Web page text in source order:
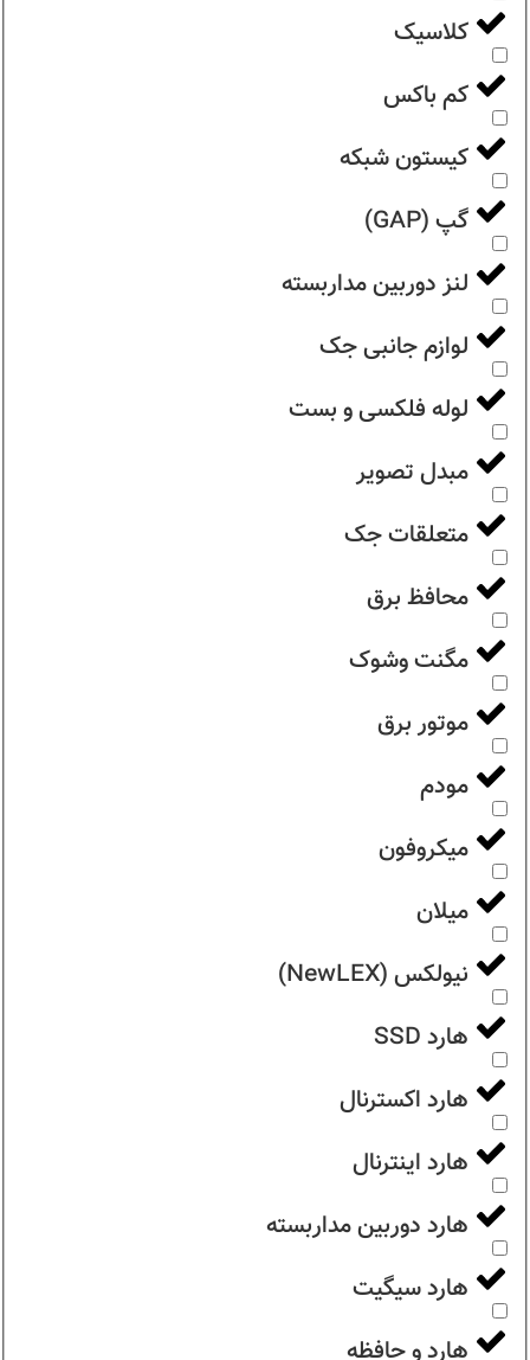
کلاسیک
کم باکس
کیستون شبکه
گپ (GAP)
لنز دوربین مداربسته
لوازم جانبی جک
لوله فلکسی و بست
مبدل تصویر
متعلقات جک
محافظ برق
مگنت وشوک
موتور برق
مودم
میکروفون
میلان
نیولکس (NewLEX)
هارد SSD
هارد اکسترنال
هارد اینترنال
هارد دوربین مداربسته
هارد سیگیت
هارد و حافظه